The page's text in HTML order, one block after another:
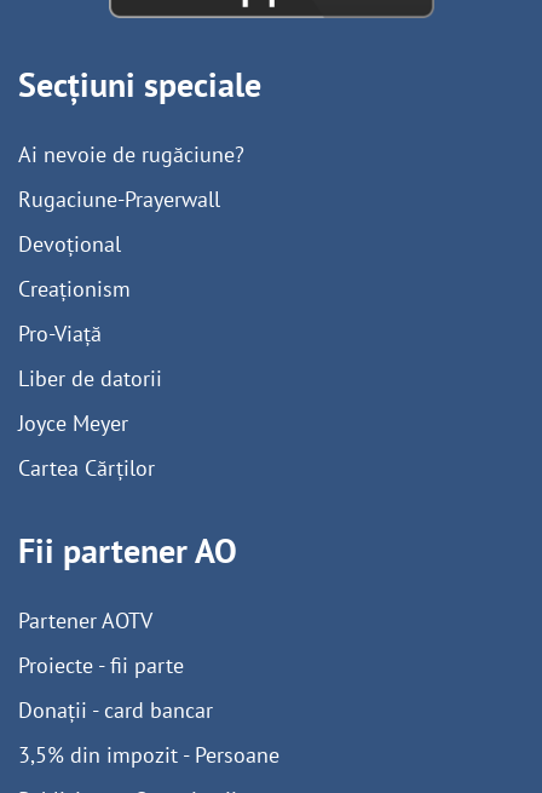
Secțiuni speciale
Ai nevoie de rugăciune?
Rugaciune-Prayerwall
Devoțional
Creaționism
Pro-Viață
Liber de datorii
Joyce Meyer
Cartea Cărților
Fii partener AO
Partener AOTV
Proiecte - fii parte
Donații - card bancar
3,5% din impozit - Persoane